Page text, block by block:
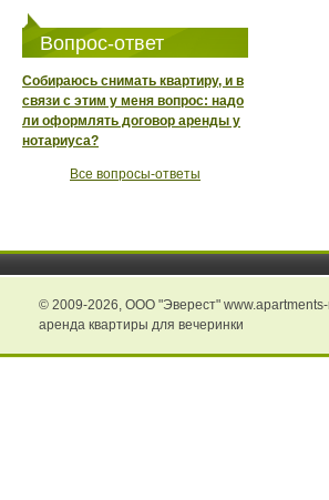
Вопрос-ответ
Собираюсь снимать квартиру, и в
связи с этим у меня вопрос: надо
ли оформлять договор аренды у
нотариуса?
Все вопросы-ответы
© 2009-2026, ООО "Эверест" www.apartments-
аренда квартиры для вечеринки